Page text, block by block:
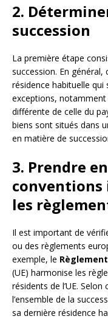
2.
succession
La première étape
succession. En général,
résidence habituelle qui
exceptions,
différente de celle du
biens sont situés dans
en matière de
3. Prendre
les
Il est important de
ou des règlements
exemple, le
(UE) harmonise les
résidents de l’UE.
l’ensemble de la
sa dernière résidence